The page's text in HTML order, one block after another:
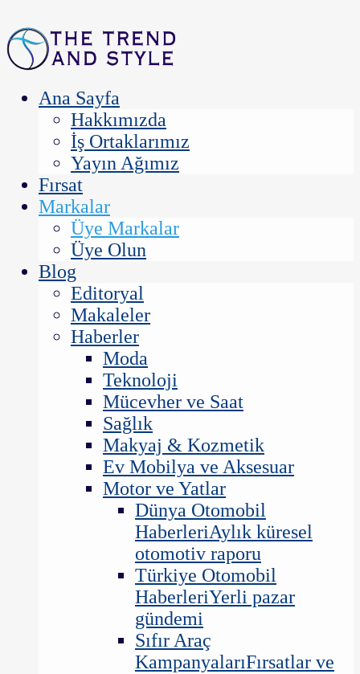
Ana Sayfa
Hakkımızda
İş Ortaklarımız
Yayın Ağımız
Fırsat
Markalar
Üye Markalar
Üye Olun
Blog
Editoryal
Makaleler
Haberler
Moda
Teknoloji
Mücevher ve Saat
Sağlık
Makyaj & Kozmetik
Ev Mobilya ve Aksesuar
Motor ve Yatlar
Dünya Otomobil
HaberleriAylık küresel
otomotiv raporu
Türkiye Otomobil
HaberleriYerli pazar
gündemi
Sıfır Araç
KampanyalarıFırsatlar ve